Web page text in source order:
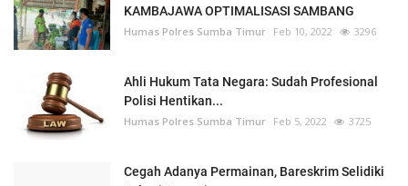
KAMBAJAWA OPTIMALISASI SAMBANG
Humas Polres Sumba Timur Feb 10, 2022 3296
Ahli Hukum Tata Negara: Sudah Profesional
Polisi Hentikan...
Humas Polres Sumba Timur Feb 5, 2022 3725
Cegah Adanya Permainan, Bareskrim Selidiki